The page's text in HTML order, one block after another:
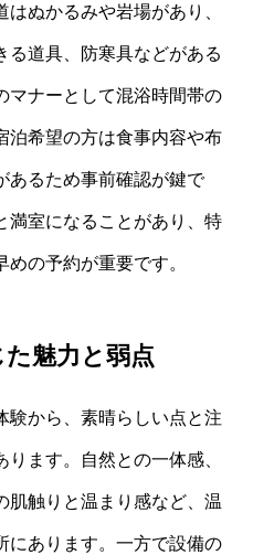
ぬかるみや岩場があり、
る道具、防寒具などがある
マナーとして混浴時間帯の
泊希望の方は食事内容や布
あるため事前確認が鍵で
満室になることがあり、特
の予約が重要です。
魅力と弱点
験から、素晴らしい点と注
ます。自然との一体感、
肌触りと温まり感など、温
にあります。一方で設備の